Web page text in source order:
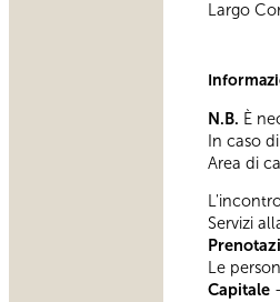
Largo
N.B. È
In caso
Area di
Servizi
Le
Capitale